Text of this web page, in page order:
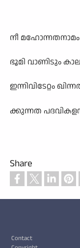
നീ മഹോന്നതനാമം
ഭൂമി വാണിടും
ഇന്നിവിടേറ്റം
ക്കുന്നത
Share
Contact